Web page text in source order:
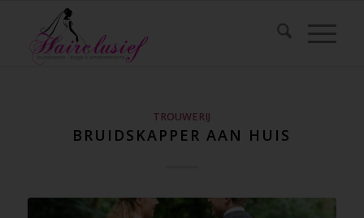
TROUWERIJ
BRUIDSKAPPER AAN HUIS